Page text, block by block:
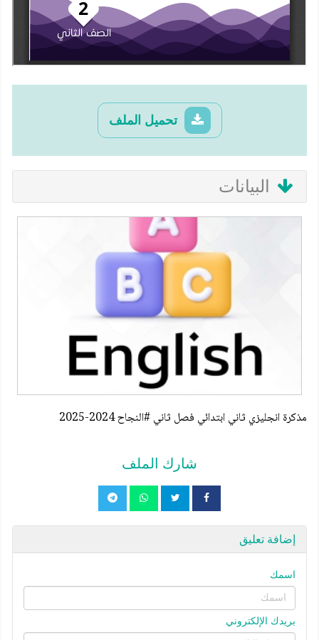
تحميل الملف
البيانات
مذكرة انجليزي ثاني ابتدائي فصل ثاني #النجاح 2024-2025
شارك الملف
إضافة تعليق
اسمك
بريدك الإلكتروني